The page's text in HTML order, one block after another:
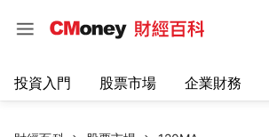
投資入門 股票市場 企業財務